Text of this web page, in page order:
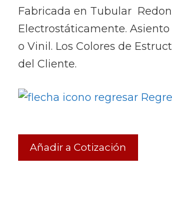
Fabricada en Tubular
Electrostáticamente.
o Vinil. Los Colores de
del Cliente.
Añadir a Cotización